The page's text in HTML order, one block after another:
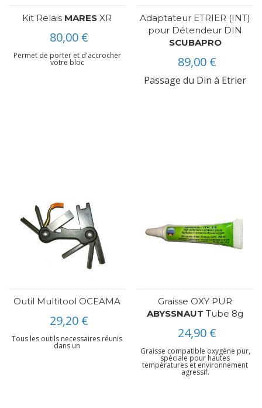
Kit Relais MARES XR
80,00 €
Permet de porter et d'accrocher
votre bloc
Adaptateur ETRIER (INT)
pour Détendeur DIN
SCUBAPRO
89,00 €
Passage du Din à Etrier
Outil Multitool OCEAMA
29,20 €
Tous les outils necessaires réunis
dans un
Graisse OXY PUR
ABYSSNAUT Tube 8g
24,90 €
Graisse compatible oxygène pur,
spéciale pour hautes
températures et environnement
agressif.